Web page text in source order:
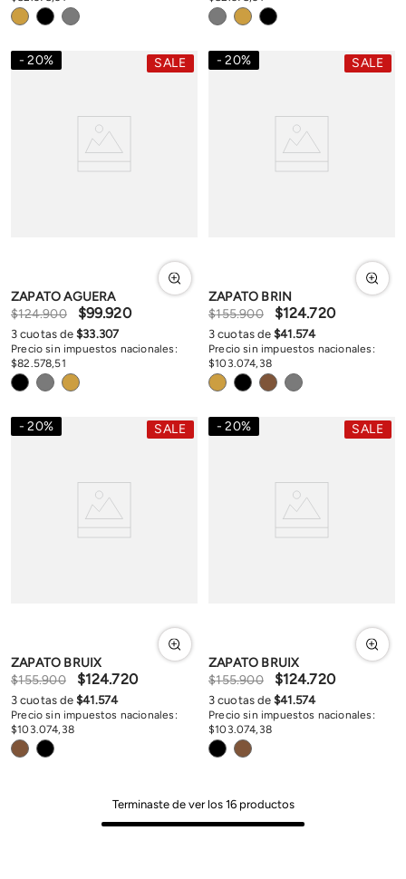
20% SALE
ZAPATO AGUERA
$124.900 $99.920
Precio sin impuestos nacionales:
$82 578,51
3 cuotas de$33.307
20% SALE
ZAPATO BRIN
$155.900 $124.720
Precio sin impuestos nacionales:
$103 074, 38
3 cuotas de$41.574
20% SALE
ZAPATO BRUIX
$155.900 $124.720
Precio sin impuestos nacionales:
$103 074, 38
3 cuotas de$41.574
20% SALE
ZAPATO BRUIX
$155.900 $124.720
Precio sin impuestos nacionales:
$103 074, 38
3 cuotas de$41.574
Terminaste de ver los 16productos